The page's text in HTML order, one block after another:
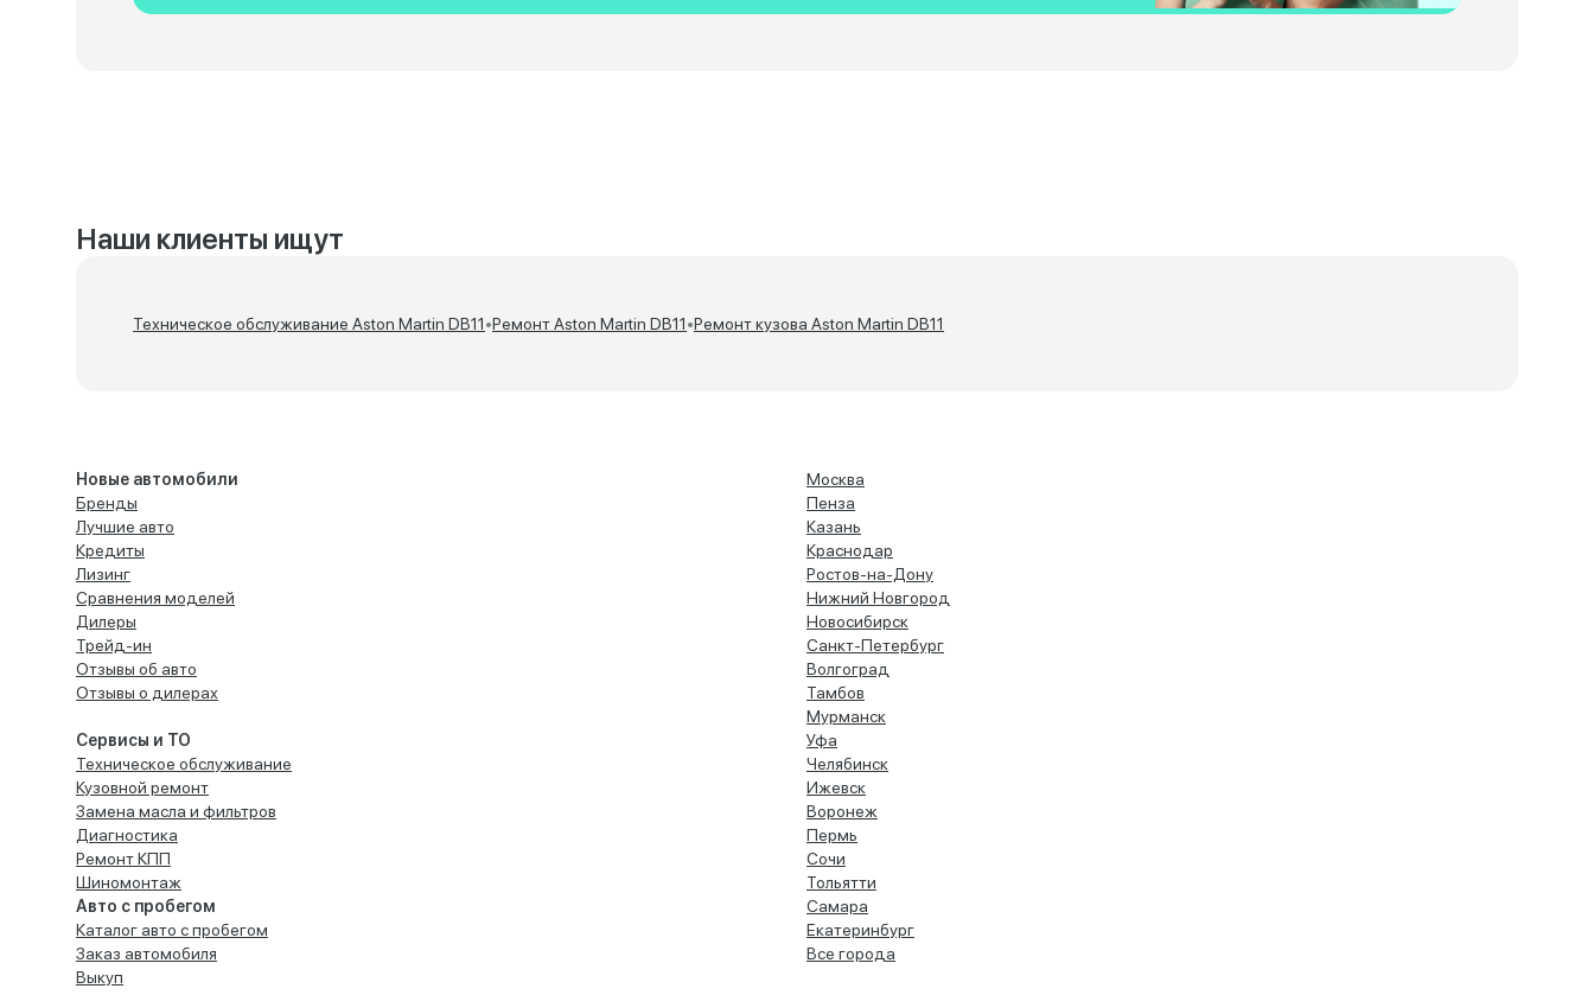
Наши клиенты ищут
Техническое обслуживание Aston Martin DB11•Ремонт Aston Martin DB11•Ремонт кузова Aston Martin DB11
Новые автомобили
Бренды
Лучшие авто
Кредиты
Лизинг
Сравнения моделей
Дилеры
Трейд-ин
Отзывы об авто
Отзывы о дилерах
Сервисы и ТО
Техническое обслуживание
Кузовной ремонт
Замена масла и фильтров
Диагностика
Ремонт КПП
Шиномонтаж
Авто с пробегом
Каталог авто с пробегом
Заказ автомобиля
Выкуп
Москва
Пенза
Казань
Краснодар
Ростов-на-Дону
Нижний Новгород
Новосибирск
Санкт-Петербург
Волгоград
Тамбов
Мурманск
Уфа
Челябинск
Ижевск
Воронеж
Пермь
Сочи
Тольятти
Самара
Екатеринбург
Все города